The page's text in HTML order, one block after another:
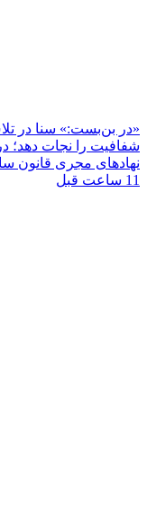
«در بن‌بست:» سنا در
شفافیت را نجات دهد؛
نهادهای مجری قانون
11 ساعت قبل